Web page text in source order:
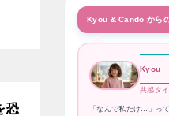
恐
Kyou & Cando から
Kyou
共感タ
「なんで私だけ…」っ